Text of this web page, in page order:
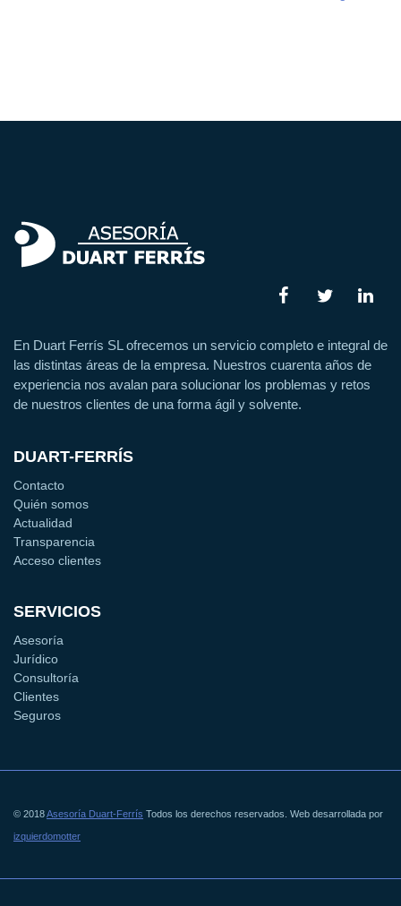
En Duart Ferrís SL ofrecemos un servicio completo e integral de
las distintas áreas de la empresa. Nuestros cuarenta años de
experiencia nos avalan para solucionar los problemas y retos
de nuestros clientes de una forma ágil y solvente.
DUART-FERRÍS
Contacto
Quién somos
Actualidad
Transparencia
Acceso clientes
SERVICIOS
Asesoría
Jurídico
Consultoría
Clientes
Seguros
© 2018Asesoría Duart-Ferrís Todos los derechos reservados. Web desarrollada por
izquierdomotter